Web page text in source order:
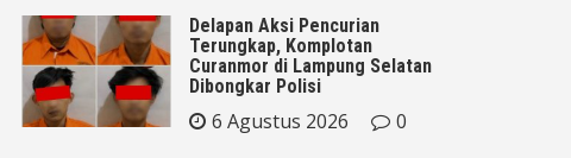
Delapan Aksi Pencurian
Terungkap, Komplotan
Curanmor di Lampung Selatan
Dibongkar Polisi
6 Agustus 2026 0